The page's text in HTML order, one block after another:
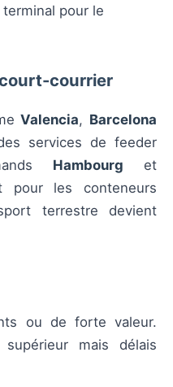
terminal pour le
courrier
Valencia, Barcelona
services de feeder
Hambourg et
pour les conteneurs
terrestre devient
ou de forte valeur.
mais délais